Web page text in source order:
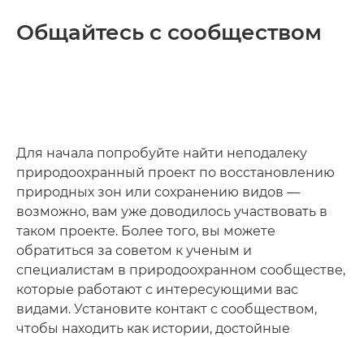
Общайтесь с сообществом
Для начала попробуйте найти неподалеку
природоохранный проект по восстановлению
природных зон или сохранению видов —
возможно, вам уже доводилось участвовать в
таком проекте. Более того, вы можете
обратиться за советом к ученым и
специалистам в природоохранном сообществе,
которые работают с интересующими вас
видами. Установите контакт с сообществом,
чтобы находить как истории, достойные